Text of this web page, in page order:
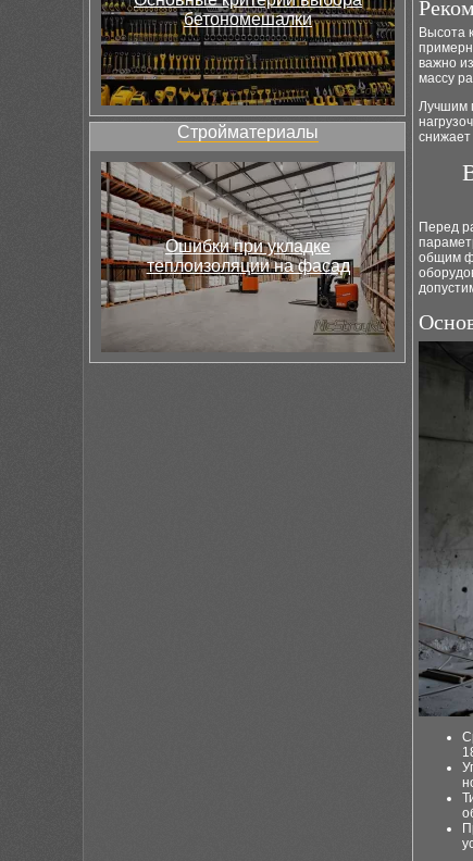
бетономешалки
Стройматериалы
Ошибки при укладке
теплоизоляции на фасад
Высота
важно
массу
Лучшим
Перед
общим